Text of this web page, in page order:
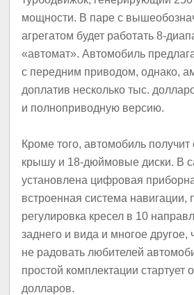
мощности. В паре с
агрегатом будет работать 8-
«автомат». Автомобиль
с передним приводом, однако,
доплатив несколько тыс.
и полноприводную версию.
Кроме того, автомобиль получит
крышу и 18-дюймовые диски. В
установлена цифровая
встроенная система навигации,
регулировка кресел в 10
заднего и вида и многое другое,
не радовать любителей
простой комплектации стартует
долларов.